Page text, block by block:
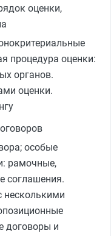
оценки,
процедура оценки:
органов.
оценки.
особые
рамочные,
соглашения.
несколькими
договоры и